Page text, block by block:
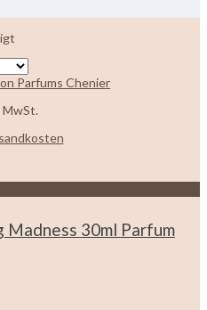
sortiert
MwSt.
Madness 30ml Parfum